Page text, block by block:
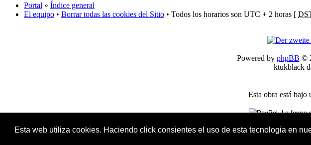
Esta web utiliza cookies. Haciendo click consientes el uso de esta tecnologia en
Portal » Índice general
El equipo • Borrar todas las cookies del Sitio • Todos los horarios son UTC + 2 horas [
Powered by phpBB ©
ktukblack
Esta obra está bajo